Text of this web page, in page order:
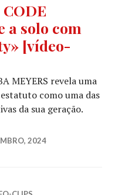
CODE
a solo com
[vídeo-
MEYERS revela uma
como uma das
da sua geração.
dos CODE
2024